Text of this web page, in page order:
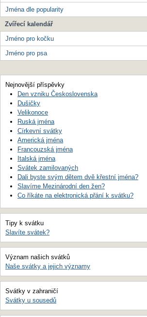
Jména dle popularity
Zvířecí kalendář
Jméno pro kočku
Jméno pro psa
Nejnovější příspěvky
Den vzniku Československa
Dušičky
Velikonoce
Ruská jména
Církevní svátky
Americká jména
Francouzská jména
Italská jména
Svátek zamilovaných
Dali byste svým dětem dvě křestní jména?
Slavíme Mezinárodní den žen?
Co říkáte na elektronická přání k svátku?
Tipy k svátku
Slavíte svátek?
Význam našich svátků
Naše svátky a jejich významy
Svátky v zahraničí
Svátky u sousedů